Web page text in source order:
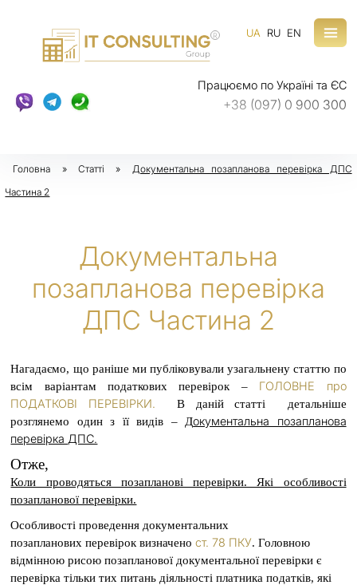
R
Працюємо по Україні та ЄС
+38 (097) 0 900 300
UA RU EN
Головна » Статті »
Документальна позапланова перевірка ДПС
Частина 2
Документальна
позапланова перевірка
ДПС Частина 2
Нагадаємо, що раніше ми публіковували узагальнену статтю по
всім варіантам податкових перевірок – ГОЛОВНЕ про
ПОДАТКОВІ ПЕРЕВІРКИ. В даній статті детальніше
розглянемо один з її видів – Документальна позапланова
перевірка ДПС.
Отже,
Коли проводяться позапланові перевірки. Які особливості
позапланової перевірки.
Особливості проведення документальних
позапланових перевірок визначеност. 78 ПКУ. Головною
відмінною рисою позапланової документальної перевірки є
перевірка тільки тих питань діяльності платника податків, які